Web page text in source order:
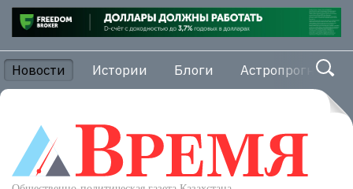
Новости Истории Блоги Астропрогноз